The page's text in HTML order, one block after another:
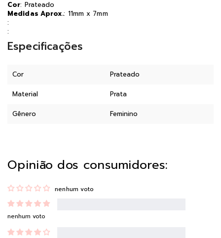
Cor: Prateado
Medidas Aprox.: 11mm x 7mm
:
:
Especificações
Cor Prateado
Material Prata
Gênero Feminino
Opinião dos consumidores:
nenhum voto
nenhum voto